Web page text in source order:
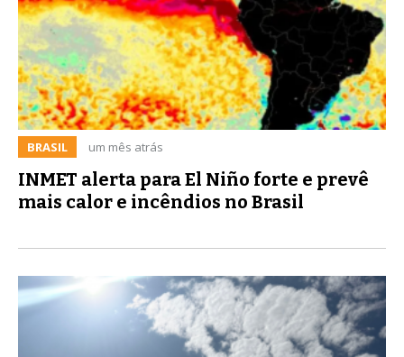
BRASIL um mês atrás
INMET alerta para El Niño forte e prevê
mais calor e incêndios no Brasil